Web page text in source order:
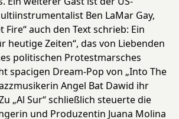
Ben LaMar Gay,
Fire“ auch den Text schrieb: Ein
heutige Zeiten“, das von Liebenden
politischen Protestmarsches
spacigen Dream-Pop von „Into The
Angel Bat Dawid ihr
„Al Sur“ schließlich steuerte die
und Produzentin Juana Molina